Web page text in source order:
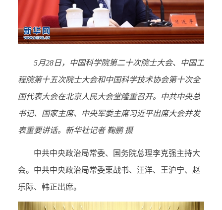
5月28日，中国科学院第二十次院士大会、中国工
程院第十五次院士大会和中国科学技术协会第十次全
国代表大会在北京人民大会堂隆重召开。中共中央总
书记、国家主席、中央军委主席习近平出席大会并发
表重要讲话。新华社记者 鞠鹏 摄
中共中央政治局常委、国务院总理李克强主持大
会。中共中央政治局常委栗战书、汪洋、王沪宁、赵
乐际、韩正出席。